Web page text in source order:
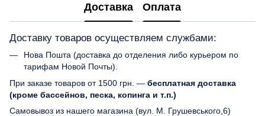
Доставка Оплата
Доставку товаров осуществляем службами:
Нова Пошта (доставка до отделения либо курьером по
тарифам Новой Почты).
При заказе товаров от 1500 грн. — бесплатная доставка
(кроме бассейнов, песка, копинга и т.п.)
Самовывоз из нашего магазина (вул. М. Грушевського,6)